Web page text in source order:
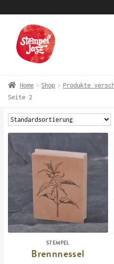
Navigation
springen
Inhalt
springen
Home Shop
Produkte
Seite 2
STEMPEL
Brennnessel